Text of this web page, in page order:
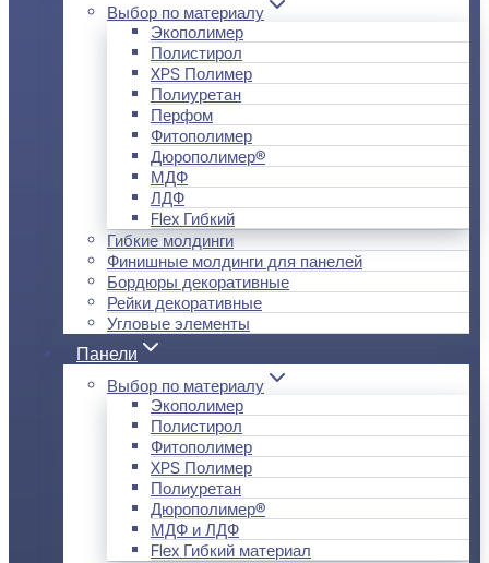
Выбор по материалу
Экополимер
Полистирол
XPS Полимер
Полиуретан
Перфом
Фитополимер
Дюрополимер®
МДФ
ЛДФ
Flex Гибкий
Гибкие молдинги
Финишные молдинги для панелей
Бордюры декоративные
Рейки декоративные
Угловые элементы
Панели
Выбор по материалу
Экополимер
Полистирол
Фитополимер
XPS Полимер
Полиуретан
Дюрополимер®
МДФ и ЛДФ
Flex Гибкий материал